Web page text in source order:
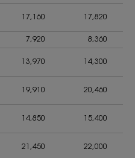
17,160 17,820
7,920 8,360
13,970 14,300
19,910 20,460
14,850 15,400
21,450 22,000